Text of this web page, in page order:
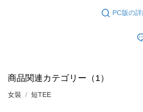
PC版の
商品関連カテゴリー（1）
女裝 短TEE